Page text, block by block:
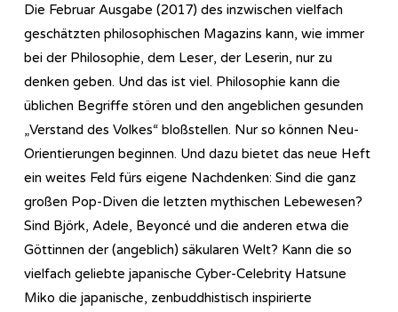
Die Februar Ausgabe (2017) des inzwischen vielfach
geschätzten philosophischen Magazins kann, wie immer
bei der Philosophie, dem Leser, der Leserin, nur zu
denken geben. Und das ist viel. Philosophie kann die
üblichen Begriffe stören und den angeblichen gesunden
„Verstand des Volkes“ bloßstellen. Nur so können Neu-
Orientierungen beginnen. Und dazu bietet das neue Heft
ein weites Feld fürs eigene Nachdenken: Sind die ganz
großen Pop-Diven die letzten mythischen Lebewesen?
Sind Björk, Adele, Beyoncé und die anderen etwa die
Göttinnen der (angeblich) säkularen Welt? Kann die so
vielfach geliebte japanische Cyber-Celebrity Hatsune
Miko die japanische, zenbuddhistisch inspirierte